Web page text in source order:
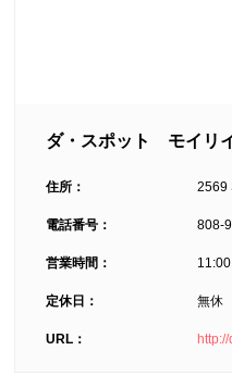
ダ・スポット モイリ
住所： 2569
電話番号： 808-
営業時間：
定休日： 無休
URL：